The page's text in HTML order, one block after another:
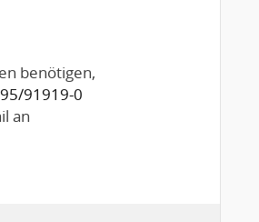
benötigen,
91919-0
an